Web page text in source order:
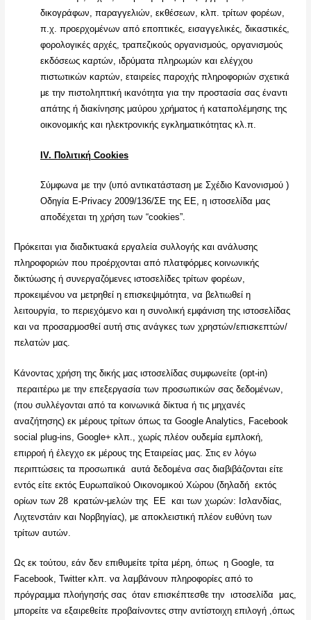
δικογράφων, παραγγελιών, εκθέσεων, κλπ. τρίτων φορέων,
π.χ. προερχομένων από εποπτικές, εισαγγελικές, δικαστικές,
φορολογικές αρχές, τραπεζικούς οργανισμούς, οργανισμούς
εκδόσεως καρτών, ιδρύματα πληρωμών και ελέγχου
πιστωτικών καρτών, εταιρείες παροχής πληροφοριών σχετικά
με την πιστοληπτική ικανότητα για την προστασία σας έναντι
απάτης ή διακίνησης μαύρου χρήματος ή καταπολέμησης της
οικονομικής και ηλεκτρονικής εγκληματικότητας κλ.π.
ΙV. Πολιτική Cookies
Σύμφωνα με την (υπό αντικατάσταση με Σχέδιο Κανονισμού )
Οδηγία E-Privacy 2009/136/ΣΕ της ΕΕ, η ιστοσελίδα μας
αποδέχεται τη χρήση των “cookies”.
Πρόκειται για διαδικτυακά εργαλεία συλλογής και ανάλυσης
πληροφοριών που προέρχονται από πλατφόρμες κοινωνικής
δικτύωσης ή συνεργαζόμενες ιστοσελίδες τρίτων φορέων,
προκειμένου να μετρηθεί η επισκεψιμότητα, να βελτιωθεί η
λειτουργία, το περιεχόμενο και η συνολική εμφάνιση της ιστοσελίδας
και να προσαρμοσθεί αυτή στις ανάγκες των χρηστών/επισκεπτών/
πελατών μας.
Κάνοντας χρήση της δικής μας ιστοσελίδας συμφωνείτε (opt-in)
περαιτέρω με την επεξεργασία των προσωπικών σας δεδομένων,
(που συλλέγονται από τα κοινωνικά δίκτυα ή τις μηχανές
αναζήτησης) εκ μέρους τρίτων όπως τα Google Analytics, Facebook
social plug-ins, Google+ κλπ., χωρίς πλέον ουδεμία εμπλοκή,
επιρροή ή έλεγχο εκ μέρους της Εταιρείας μας. Στις εν λόγω
περιπτώσεις τα προσωπικά αυτά δεδομένα σας διαβιβάζονται είτε
εντός είτε εκτός Ευρωπαϊκού Οικονομικού Χώρου (δηλαδή εκτός
ορίων των 28 κρατών-μελών της ΕΕ και των χωρών: Ισλανδίας,
Λιχτενστάιν και Νορβηγίας), με αποκλειστική πλέον ευθύνη των
τρίτων αυτών.
Ως εκ τούτου, εάν δεν επιθυμείτε τρίτα μέρη, όπως η Google, τα
Facebook, Twitter κλπ. να λαμβάνουν πληροφορίες από το
πρόγραμμα πλοήγησής σας όταν επισκέπτεσθε την ιστοσελίδα μας,
μπορείτε να εξαιρεθείτε προβαίνοντες στην αντίστοιχη επιλογή ,όπως